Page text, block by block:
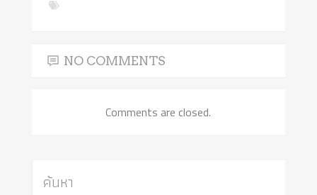
NO COMMENTS
Comments are closed.
ค้นหา